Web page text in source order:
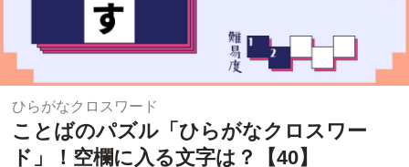
ひらがなクロスワード
ことばのパズル「ひらがなクロスワー
ド」！空欄に入る文字は？【40】